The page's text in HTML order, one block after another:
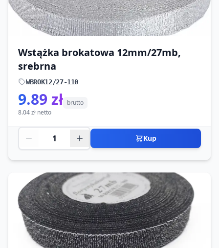
Wstążka brokatowa 12mm/27mb,
srebrna
WBROK12/27-110
9.89 zł brutto
8.04 zł netto
Kup